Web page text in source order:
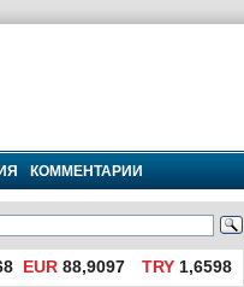
КОММЕНТАРИИ
EUR 88,9097 TRY1,6598